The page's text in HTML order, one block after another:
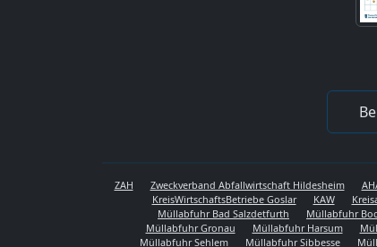
ZAH Zweckverband Abfallwirtschaft Hildesheim
KreisWirtschaftsBetriebe Goslar
KAW
Müllabfuhr Bad Salzdetfurth
Müllabfuhr
Müllabfuhr Gronau
Müllabfuhr Harsum
Müllabfuhr Sehlem
Müllabfuhr Sibbesse